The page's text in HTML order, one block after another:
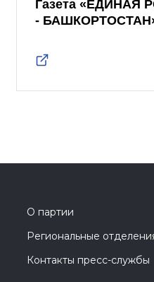
Газета «ЕДИНАЯ
-
О партии
Региональные
Контакты пресс-службы